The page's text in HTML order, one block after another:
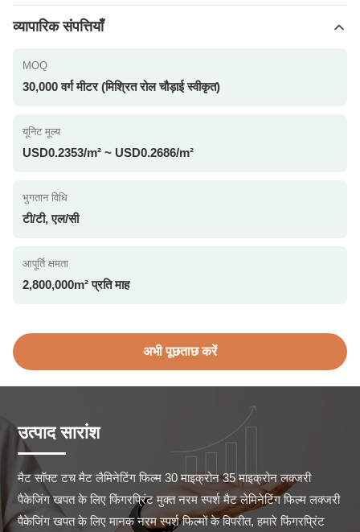
व्यापारिक संपत्तियाँ
MOQ
30,000 वर्ग मीटर (मिश्रित रोल चौड़ाई स्वीकृत)
यूनिट मूल्य
USD0.2353/m² ~ USD0.2686/m²
भुगतान विधि
टी/टी, एल/सी
आपूर्ति क्षमता
2,800,000m² प्रति माह
अभी पूछताछ करें
उत्पाद सारांश
मैट सॉफ्ट टच मैट लैमिनेटिंग फिल्म 30 माइक्रोन 35 माइक्रोन लक्जरी
पैकेजिंग खपत के लिए फिंगरप्रिंट मुक्त नरम स्पर्श मैट लेमिनेटिंग फिल्म लक्जरी
पैकेजिंग खपत के लिए मानक नरम स्पर्श फिल्मों के विपरीत, हमारे फिंगरप्रिंट